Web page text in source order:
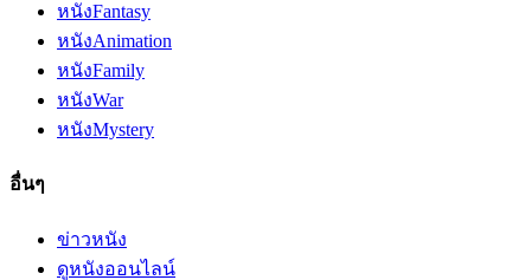
หนังFantasy
หนังAnimation
หนังFamily
หนังWar
หนังMystery
อื่นๆ
ข่าวหนัง
ดูหนังออนไลน์